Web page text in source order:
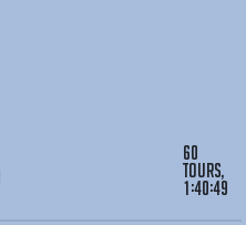
60
tours,
1:40:49